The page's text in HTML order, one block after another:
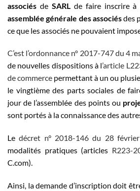
associés de SARL de faire inscrire à
assemblée générale des associésdes
ce que les associés ne pouvaient
C’est l’ordonnance n° 2017-747 du 4
de nouvelles dispositions à l’article
de commerce permettant à un ou
le vingtième des parts sociales de
jour de l’assemblée des points ou
sont portés à la connaissance des
Ledécret n° 2018-146 du 28
modalités pratiques (articles R223-
C.com).
Ainsi, la demande d’inscription doit